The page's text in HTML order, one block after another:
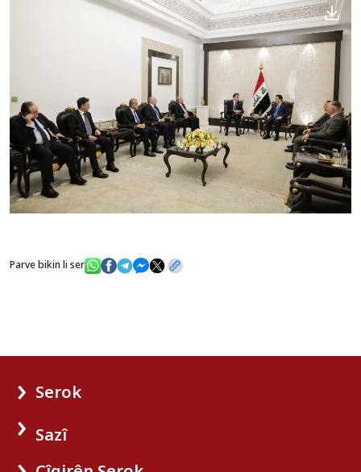
Parve bikin li ser
Serok
Sazî